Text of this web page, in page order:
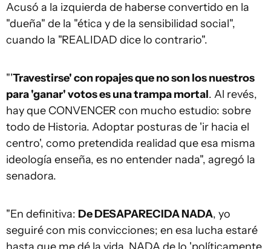
Acusó a la izquierda de haberse convertido en la
"dueña" de la "ética y de la sensibilidad social",
cuando la "REALIDAD dice lo contrario".
"'Travestirse' con ropajes que no son los nuestros
para 'ganar' votos es una trampa mortal. Al revés,
hay que CONVENCER con mucho estudio: sobre
todo de Historia. Adoptar posturas de 'ir hacia el
centro', como pretendida realidad que esa misma
ideología enseña, es no entender nada", agregó la
senadora.
"En definitiva: De DESAPARECIDA NADA, yo
seguiré con mis convicciones; en esa lucha estaré